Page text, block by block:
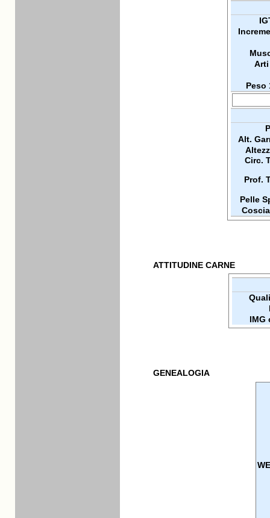
Arti
Peso
Alt.
Circ.
Prof.
Pelle
ATTITUDINE CARNE
IMG
GENEALOGIA